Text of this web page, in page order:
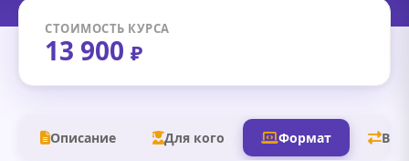
СТОИМОСТЬ КУРСА
13 900 ₽
Описание Для кого Формат В